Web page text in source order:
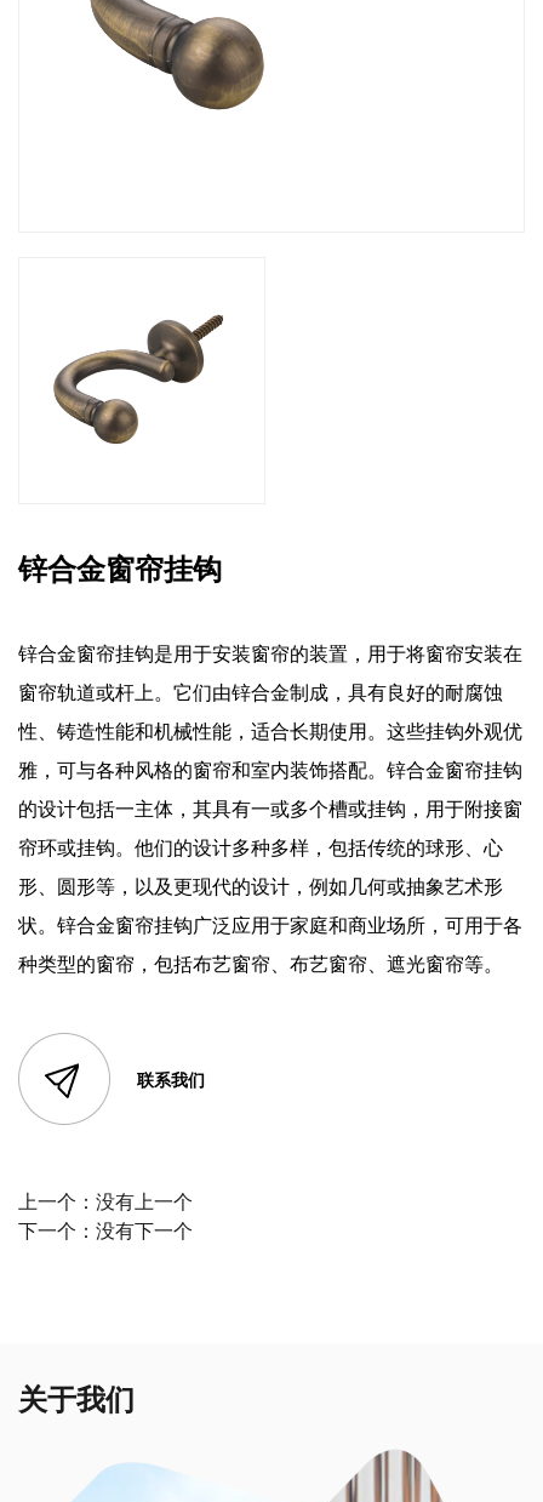
锌合金窗帘挂钩
锌合金窗帘挂钩是用于安装窗帘的装置，用于将窗帘安装在
窗帘轨道或杆上。它们由锌合金制成，具有良好的耐腐蚀
性、铸造性能和机械性能，适合长期使用。这些挂钩外观优
雅，可与各种风格的窗帘和室内装饰搭配。锌合金窗帘挂钩
的设计包括一主体，其具有一或多个槽或挂钩，用于附接窗
帘环或挂钩。他们的设计多种多样，包括传统的球形、心
形、圆形等，以及更现代的设计，例如几何或抽象艺术形
状。锌合金窗帘挂钩广泛应用于家庭和商业场所，可用于各
种类型的窗帘，包括布艺窗帘、布艺窗帘、遮光窗帘等。
联系我们
上一个： 没有上一个
下一个： 没有下一个
关于我们